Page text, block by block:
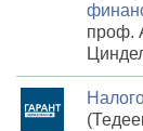
проф.